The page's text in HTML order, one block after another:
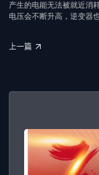
上一篇
产生的电能无法被就近消
电压会不断升高，逆变器